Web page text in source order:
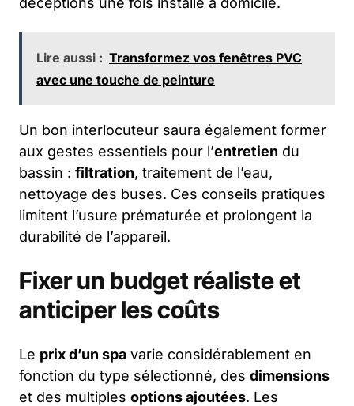
Lire aussi : Transformez vos fenêtres PVC
avec une touche de peinture
Un bon interlocuteur saura également former
aux gestes essentiels pour l’entretien du
bassin : filtration, traitement de l’eau,
nettoyage des buses. Ces conseils pratiques
limitent l’usure prématurée et prolongent la
durabilité de l’appareil.
Fixer un budget réaliste et
anticiper les coûts
Le prix d’un spa varie considérablement en
fonction du type sélectionné, des dimensions
et des multiples options ajoutées. Les